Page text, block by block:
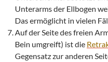
Unterarms der Ellbogen
Das ermöglicht in vielen
Auf der Seite des freien
Bein umgreift) ist die
Gegensatz zur anderen